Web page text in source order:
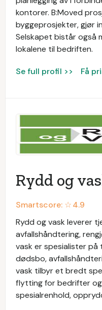
kontorer. B:Moved
byggeprosjekter, gjør
Selskapet bistår også
lokalene til bedriften.
Se full profil >> Få
Rydd og
Smartscore: ☆4.9
Rydd og vask leverer
avfallshåndtering,
vask er spesialister
dødsbo,
vask tilbyr et bredt
flytting for bedrifter
spesialrenhold,